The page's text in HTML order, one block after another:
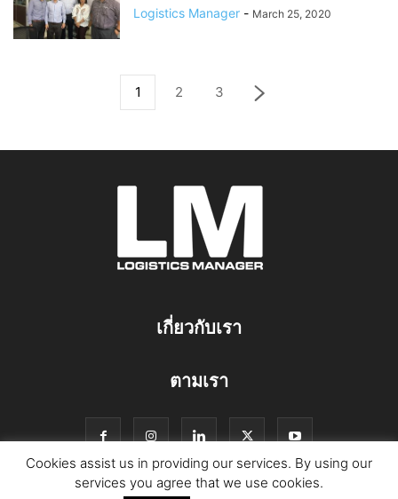
Logistics Manager - March 25, 2020
1 2 3
เกี่ยวกับเรา
ตามเรา
Cookies assist us in providing our services. By using our
services you agree that we use cookies.